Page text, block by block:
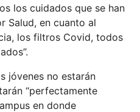
los cuidados que se han
Salud, en cuanto al
los filtros Covid, todos
jóvenes no estarán
“perfectamente
en donde